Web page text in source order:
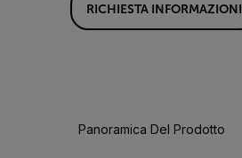
RICHIESTA INFORMAZIONI
Panoramica Del Prodotto